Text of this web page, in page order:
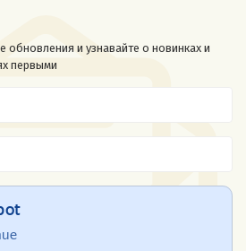
обновления и узнавайте о новинках и
первыми